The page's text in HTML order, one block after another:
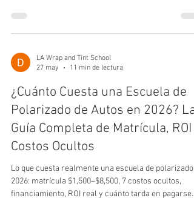
LA Wrap and Tint School
27 may
11 min de lectura
¿Cuánto Cuesta una Escuela de
Polarizado de Autos en 2026? La
Guía Completa de Matrícula, ROI y
Costos Ocultos
Lo que cuesta realmente una escuela de polarizado
2026: matrícula $1,500–$8,500, 7 costos ocultos,
financiamiento, ROI real y cuánto tarda en pagarse